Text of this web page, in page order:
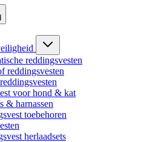
reddingsvesten
reddingsvesten
voor hond & kat
& harnassen
toebehoren
herlaadsets